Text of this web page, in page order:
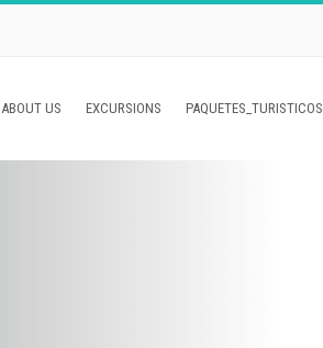
ABOUT US EXCURSIONS PAQUETES_TURISTICOS